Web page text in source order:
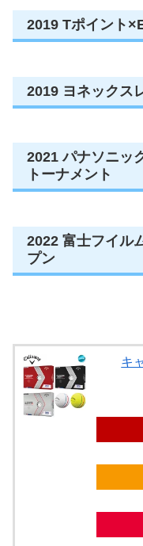
2019 Tポイント
2019 ヨネックス
2021 パナソニッ
トーナメント
2022 富士フイル
プン
キ